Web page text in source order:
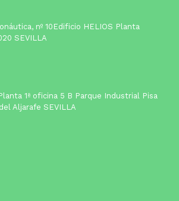
nº 10Edificio HELIOS Planta
SEVILLA
1ª oficina 5 B Parque Industrial Pisa
Aljarafe SEVILLA